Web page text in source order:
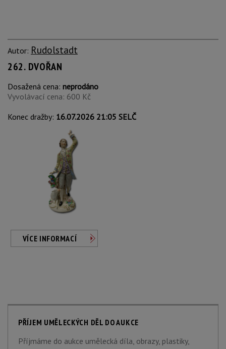
Autor: Rudolstadt
262. DVOŘAN
Dosažená cena: neprodáno
Vyvolávací cena: 600 Kč
Konec dražby: 16.07.2026 21:05 SELČ
VÍCE INFORMACÍ
PŘÍJEM UMĚLECKÝCH DĚL DO AUKCE
Příjmáme do aukce umělecká díla, obrazy, plastiky,